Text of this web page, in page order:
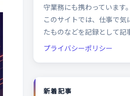
守業務にも携わっています。
このサイトでは、仕事で気
たものなどを記録として記
プライバシーポリシー
新着記事